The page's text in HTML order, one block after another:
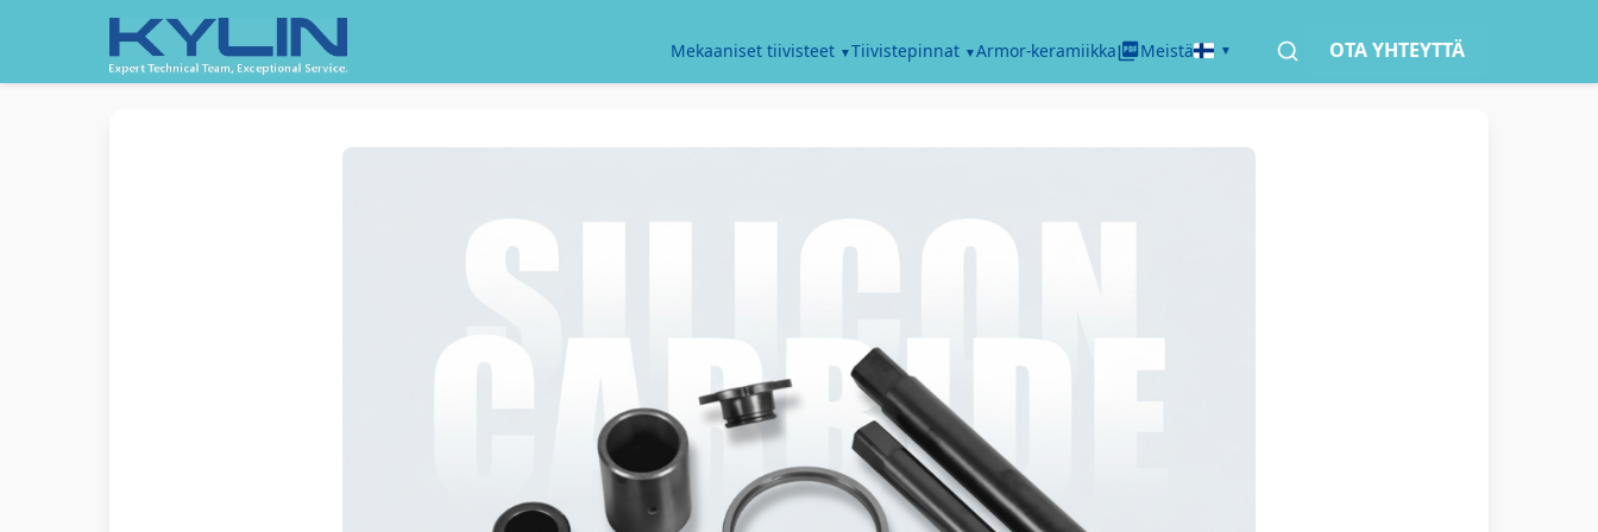
Mekaaniset tiivisteet Tiivistepinnat Armor-keramiikka Meistä OTA YHTEYTTÄ